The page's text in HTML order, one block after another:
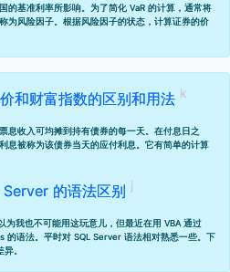
的基准利率所影响。为了简化 VaR 的计算，通常将
为风险因子。根据风险因子的状态，计算证券的价
和财富指数的区别和用法
息收入可均摊到持有债券的每一天。在付息日之
息被称为该债券当天的应付利息。它有简单的计算
的语法区别
为我也不可能用这玩意儿，但最近在用 VBA 通过
的语法。平时对 SQL Server 语法相对熟悉一些。下
。